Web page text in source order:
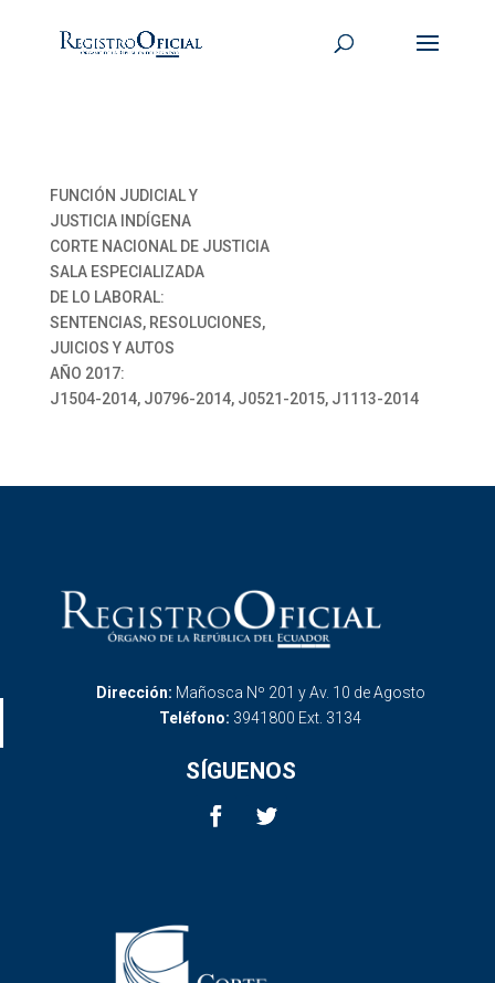
FUNCIÓN JUDICIAL Y
JUSTICIA INDÍGENA
CORTE NACIONAL DE JUSTICIA
SALA ESPECIALIZADA
DE LO LABORAL:
SENTENCIAS, RESOLUCIONES,
JUICIOS Y AUTOS
AÑO 2017:
J1504-2014, J0796-2014, J0521-2015, J1113-2014
Dirección: Mañosca Nº 201 y Av. 10 de Agosto
Teléfono: 3941800 Ext. 3134
SÍGUENOS